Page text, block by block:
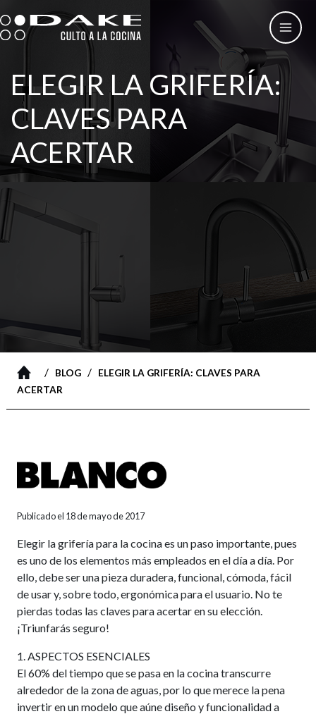
al
contenido
ELEGIR LA GRIFERÍA:
CLAVES PARA
ACERTAR
/ BLOG/
ELEGIR LA GRIFERÍA: CLAVES PARA
ACERTAR
Publicado el 18 de mayo de 2017
Elegir la grifería para la cocina es un paso importante, pues
es uno de los elementos más empleados en el día a día. Por
ello, debe ser una pieza duradera, funcional, cómoda, fácil
de usar y, sobre todo, ergonómica para el usuario. No te
pierdas todas las claves para acertar en su elección.
¡Triunfarás seguro!
1. ASPECTOS ESENCIALES
El 60% del tiempo que se pasa en la cocina transcurre
alrededor de la zona de aguas, por lo que merece la pena
invertir en un modelo que aúne diseño y funcionalidad a